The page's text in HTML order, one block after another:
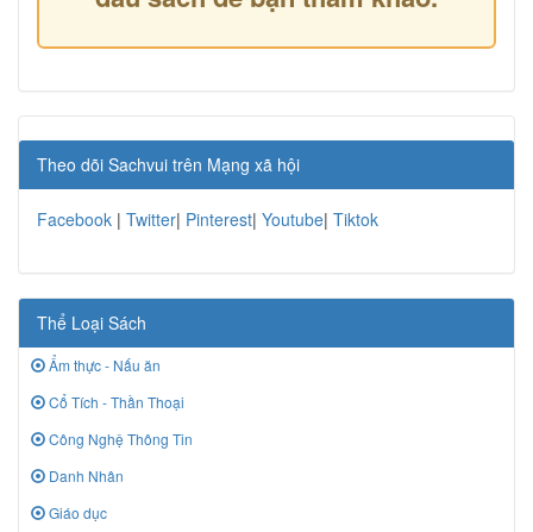
Theo dõi Sachvui trên Mạng xã hội
Facebook | Twitter| Pinterest| Youtube| Tiktok
Thể Loại Sách
Ẩm thực - Nấu ăn
Cổ Tích - Thần Thoại
Công Nghệ Thông Tin
Danh Nhân
Giáo dục